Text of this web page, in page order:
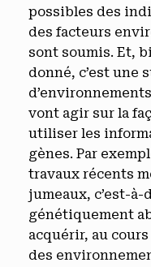
possibles des
des facteurs
sont soumis. Et,
donné, c’est une
vont agir sur la
utiliser les
gènes. Par
travaux récents
jumeaux, c’est-
génétiquement
acquérir, au
des